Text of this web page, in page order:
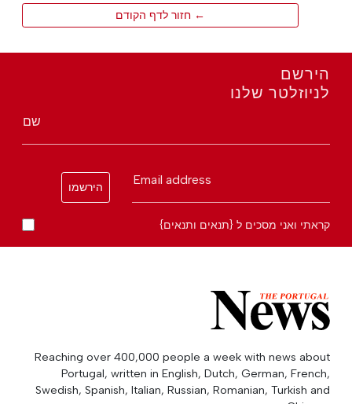
← חזור לדף הקודם
הירשם
לניוזלטר שלנו
שם
Email address
הירשמו
קראתי ואני מסכים ל {תנאים ותנאים}
Reaching over 400,000 people a week with news about
Portugal, written in English, Dutch, German, French,
Swedish, Spanish, Italian, Russian, Romanian, Turkish and